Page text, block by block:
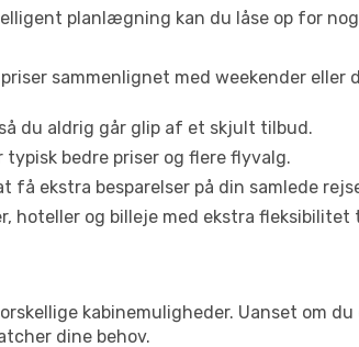
planlægning kan du låse op for
sammenlignet med weekender eller
du aldrig går glip af et skjult tilbud.
bedre priser og flere flyvalg.
få ekstra besparelser på din samlede
hoteller og billeje med ekstra fleksibilitet
kabinemuligheder. Uanset om du
dine behov.